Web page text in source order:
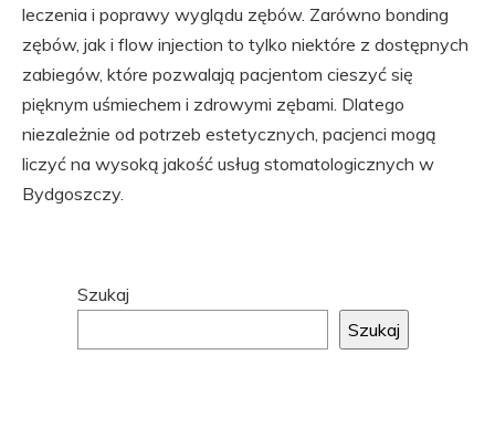
leczenia i poprawy wyglądu zębów. Zarówno bonding
zębów, jak i flow injection to tylko niektóre z dostępnych
zabiegów, które pozwalają pacjentom cieszyć się
pięknym uśmiechem i zdrowymi zębami. Dlatego
niezależnie od potrzeb estetycznych, pacjenci mogą
liczyć na wysoką jakość usług stomatologicznych w
Bydgoszczy.
Przejdź
stopki
Szukaj
Szukaj